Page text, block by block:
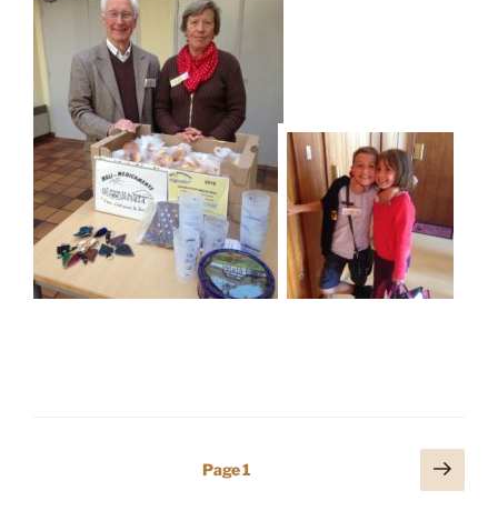
Page1
Page